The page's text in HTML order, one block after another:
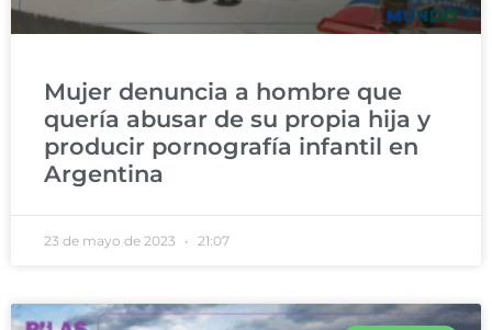
Mujer denuncia a hombre que
quería abusar de su propia hija y
producir pornografía infantil en
Argentina
23 de mayo de 2023 21:07